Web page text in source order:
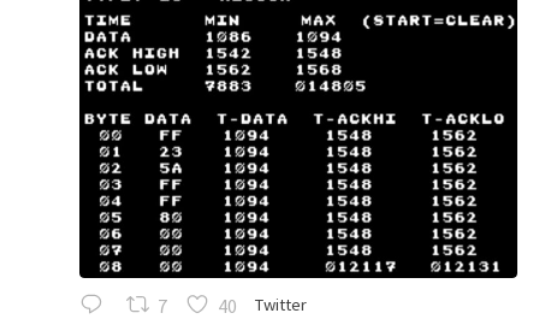
7 40 Twitter